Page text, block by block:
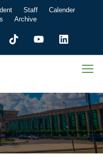
Staff
Calender
Archive